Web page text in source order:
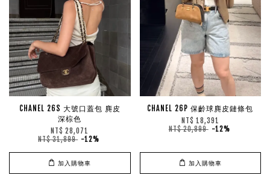
CHANEL 26S 大號口蓋包 麂皮
深棕色
NT$ 28,071
NT$ 31,899 -12%
加入購物車
CHANEL 26P 保齡球麂皮鏈條包
NT$ 18,391
NT$ 20,899 -12%
加入購物車